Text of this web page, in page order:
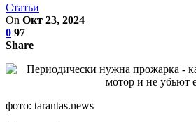
Статьи
On Окт 23, 2024
0 97
Share
фото: tarantas.news